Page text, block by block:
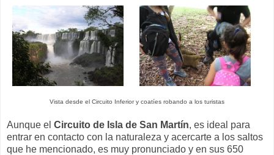
Vista desde el Circuito Inferior y coatíes robando a los turistas
Aunque el Circuito de Isla de San Martín, es ideal para
entrar en contacto con la naturaleza y acercarte a los saltos
que he mencionado, es muy pronunciado y en sus 650